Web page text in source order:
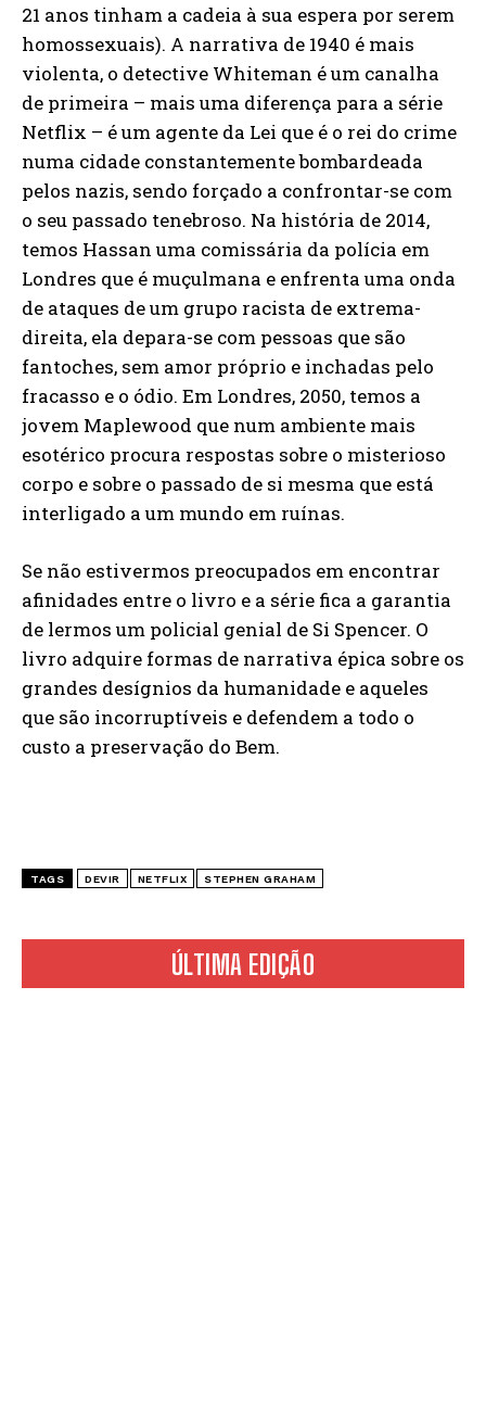
ÚLTIMA EDIÇÃO
21 anos tinham a cadeia à sua espera por serem
homossexuais). A narrativa de 1940 é mais
violenta, o detective Whiteman é um canalha
de primeira – mais uma diferença para a série
Netflix – é um agente da Lei que é o rei do crime
numa cidade constantemente bombardeada
pelos nazis, sendo forçado a confrontar-se com
o seu passado tenebroso. Na história de 2014,
temos Hassan uma comissária da polícia em
Londres que é muçulmana e enfrenta uma onda
de ataques de um grupo racista de extrema-
direita, ela depara-se com pessoas que são
fantoches, sem amor próprio e inchadas pelo
fracasso e o ódio. Em Londres, 2050, temos a
jovem Maplewood que num ambiente mais
esotérico procura respostas sobre o misterioso
corpo e sobre o passado de si mesma que está
interligado a um mundo em ruínas.
Se não estivermos preocupados em encontrar
afinidades entre o livro e a série fica a garantia
de lermos um policial genial de Si Spencer. O
livro adquire formas de narrativa épica sobre os
grandes desígnios da humanidade e aqueles
que são incorruptíveis e defendem a todo o
custo a preservação do Bem.
TAGS DEVIR NETFLIX STEPHEN GRAHAM